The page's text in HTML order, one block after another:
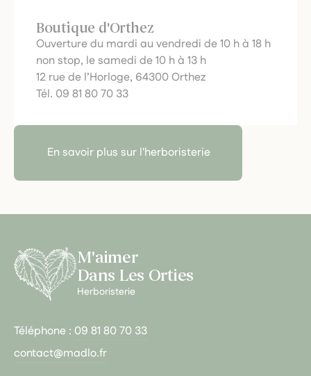
Boutique d'Orthez
Ouverture du mardi au vendredi de 10 h à 18 h
non stop, le samedi de 10 h à 13 h
12 rue de l’Horloge, 64300 Orthez
Tél. 09 81 80 70 33
En savoir plus sur l'herboristerie
M'aimer
Dans Les Orties
Herboristerie
Téléphone : 09 81 80 70 33
contact@madlo.fr